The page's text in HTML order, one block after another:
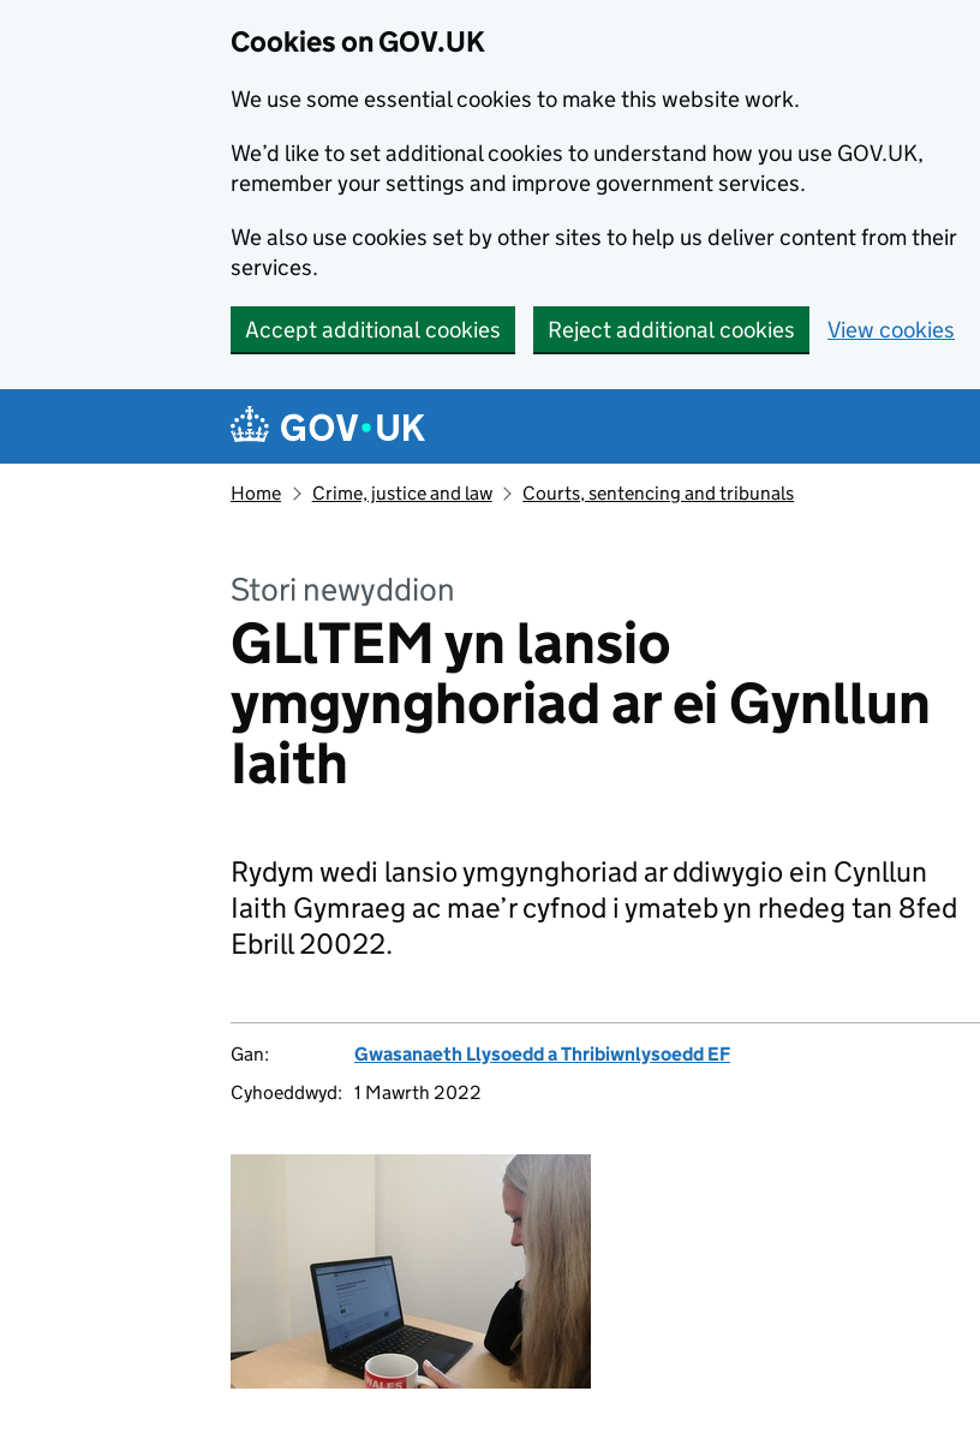
Cookies on GOV.UK
We use some essential cookies to make this website work.
We’d like to set additional cookies to understand how you use GOV.UK,
remember your settings and improve government services.
We also use cookies set by other sites to help us deliver content from their
services.
Accept additional cookies Reject additional cookies View cookies
Navigation menu
Home Crime, justice and law Courts, sentencing and tribunals
Stori newyddion
GLlTEM yn lansio
ymgynghoriad ar ei Gynllun
Iaith
Rydym wedi lansio ymgynghoriad ar ddiwygio ein Cynllun
Iaith Gymraeg ac mae’r cyfnod i ymateb yn rhedeg tan 8fed
Ebrill 20022.
Gan:
Gwasanaeth Llysoedd a Thribiwnlysoedd EF
Cyhoeddwyd: 1 Mawrth 2022